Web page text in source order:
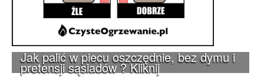
Jak palić w piecu oszczędnie, bez dymu i
pretensji sąsiadów ? Kliknij